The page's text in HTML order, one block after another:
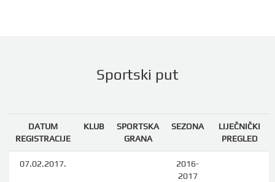
Sportski put
DATUM
REGISTRACIJE
KLUB
SPORTSKA
GRANA
SEZONA
LIJEČNIČKI
PREGLED
07.02.2017.
2016-
2017